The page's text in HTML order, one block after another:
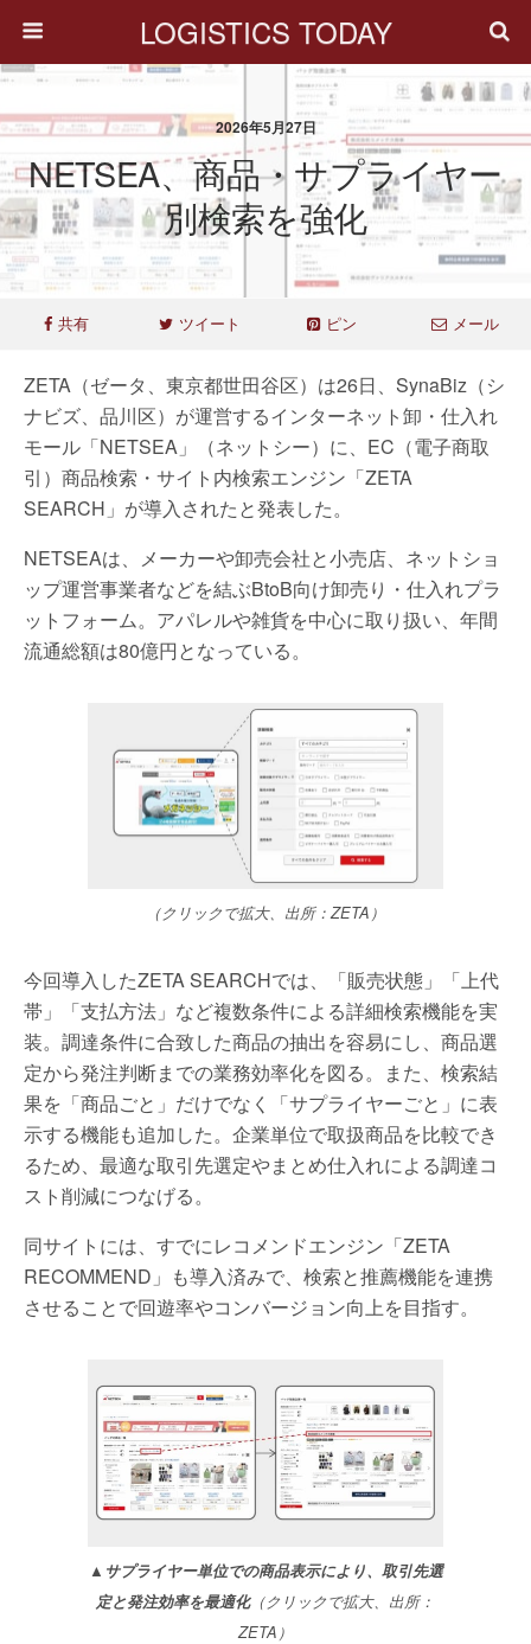
LOGISTICS TODAY
2026年5月27日
NETSEA、商品・サプライヤー
別検索を強化
共有 ツイート ピン メール
ZETA（ゼータ、東京都世田谷区）は26日、SynaBiz（シ
ナビズ、品川区）が運営するインターネット卸・仕入れ
モール「NETSEA」（ネットシー）に、EC（電子商取
引）商品検索・サイト内検索エンジン「ZETA
SEARCH」が導入されたと発表した。
NETSEAは、メーカーや卸売会社と小売店、ネットショ
ップ運営事業者などを結ぶBtoB向け卸売り・仕入れプラ
ットフォーム。アパレルや雑貨を中心に取り扱い、年間
流通総額は80億円となっている。
（クリックで拡大、出所：ZETA）
今回導入したZETA SEARCHでは、「販売状態」「上代
帯」「支払方法」など複数条件による詳細検索機能を実
装。調達条件に合致した商品の抽出を容易にし、商品選
定から発注判断までの業務効率化を図る。また、検索結
果を「商品ごと」だけでなく「サプライヤーごと」に表
示する機能も追加した。企業単位で取扱商品を比較でき
るため、最適な取引先選定やまとめ仕入れによる調達コ
スト削減につなげる。
同サイトには、すでにレコメンドエンジン「ZETA
RECOMMEND」も導入済みで、検索と推薦機能を連携
させることで回遊率やコンバージョン向上を目指す。
▲サプライヤー単位での商品表示により、取引先選
定と発注効率を最適化（クリックで拡大、出所：
ZETA）